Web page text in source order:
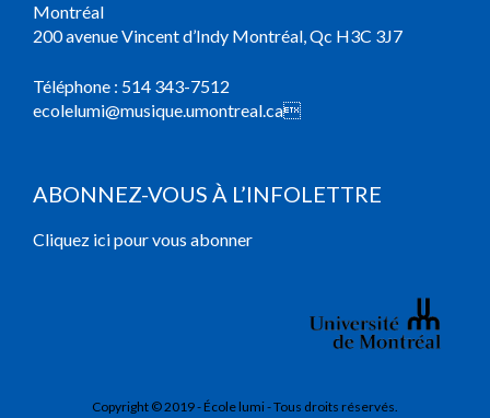
Montréal
200 avenue Vincent d’Indy Montréal, Qc H3C 3J7
Téléphone : 514 343-7512
ecolelumi@musique.umontreal.ca
ABONNEZ-VOUS À L’INFOLETTRE
Cliquez ici pour vous abonner
Copyright © 2019 - École lumi - Tous droits réservés.